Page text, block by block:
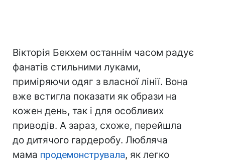
Вікторія Бекхем останнім часом радує
фанатів стильними луками,
приміряючи одяг з власної лінії. Вона
вже встигла показати як образи на
кожен день, так і для особливих
приводів. А зараз, схоже, перейшла
до дитячого гардеробу. Любляча
мама продемонструвала, як легко